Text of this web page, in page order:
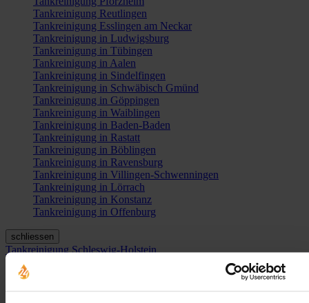
Tankreinigung Reutlingen
Tankreinigung Esslingen am Neckar
Tankreinigung in Ludwigsburg
Tankreinigung in Tübingen
Tankreinigung in Aalen
Tankreinigung in Sindelfingen
Tankreinigung in Schwäbisch Gmünd
Tankreinigung in Göppingen
Tankreinigung in Waiblingen
Tankreinigung in Baden-Baden
Tankreinigung in Rastatt
Tankreinigung in Böblingen
Tankreinigung in Ravensburg
Tankreinigung in Villingen-Schwenningen
Tankreinigung in Lörrach
Tankreinigung in Konstanz
Tankreinigung in Offenburg
schliessen
Tankreinigung Schleswig-Holstein
Tankreinigung Schleswig-Holstein